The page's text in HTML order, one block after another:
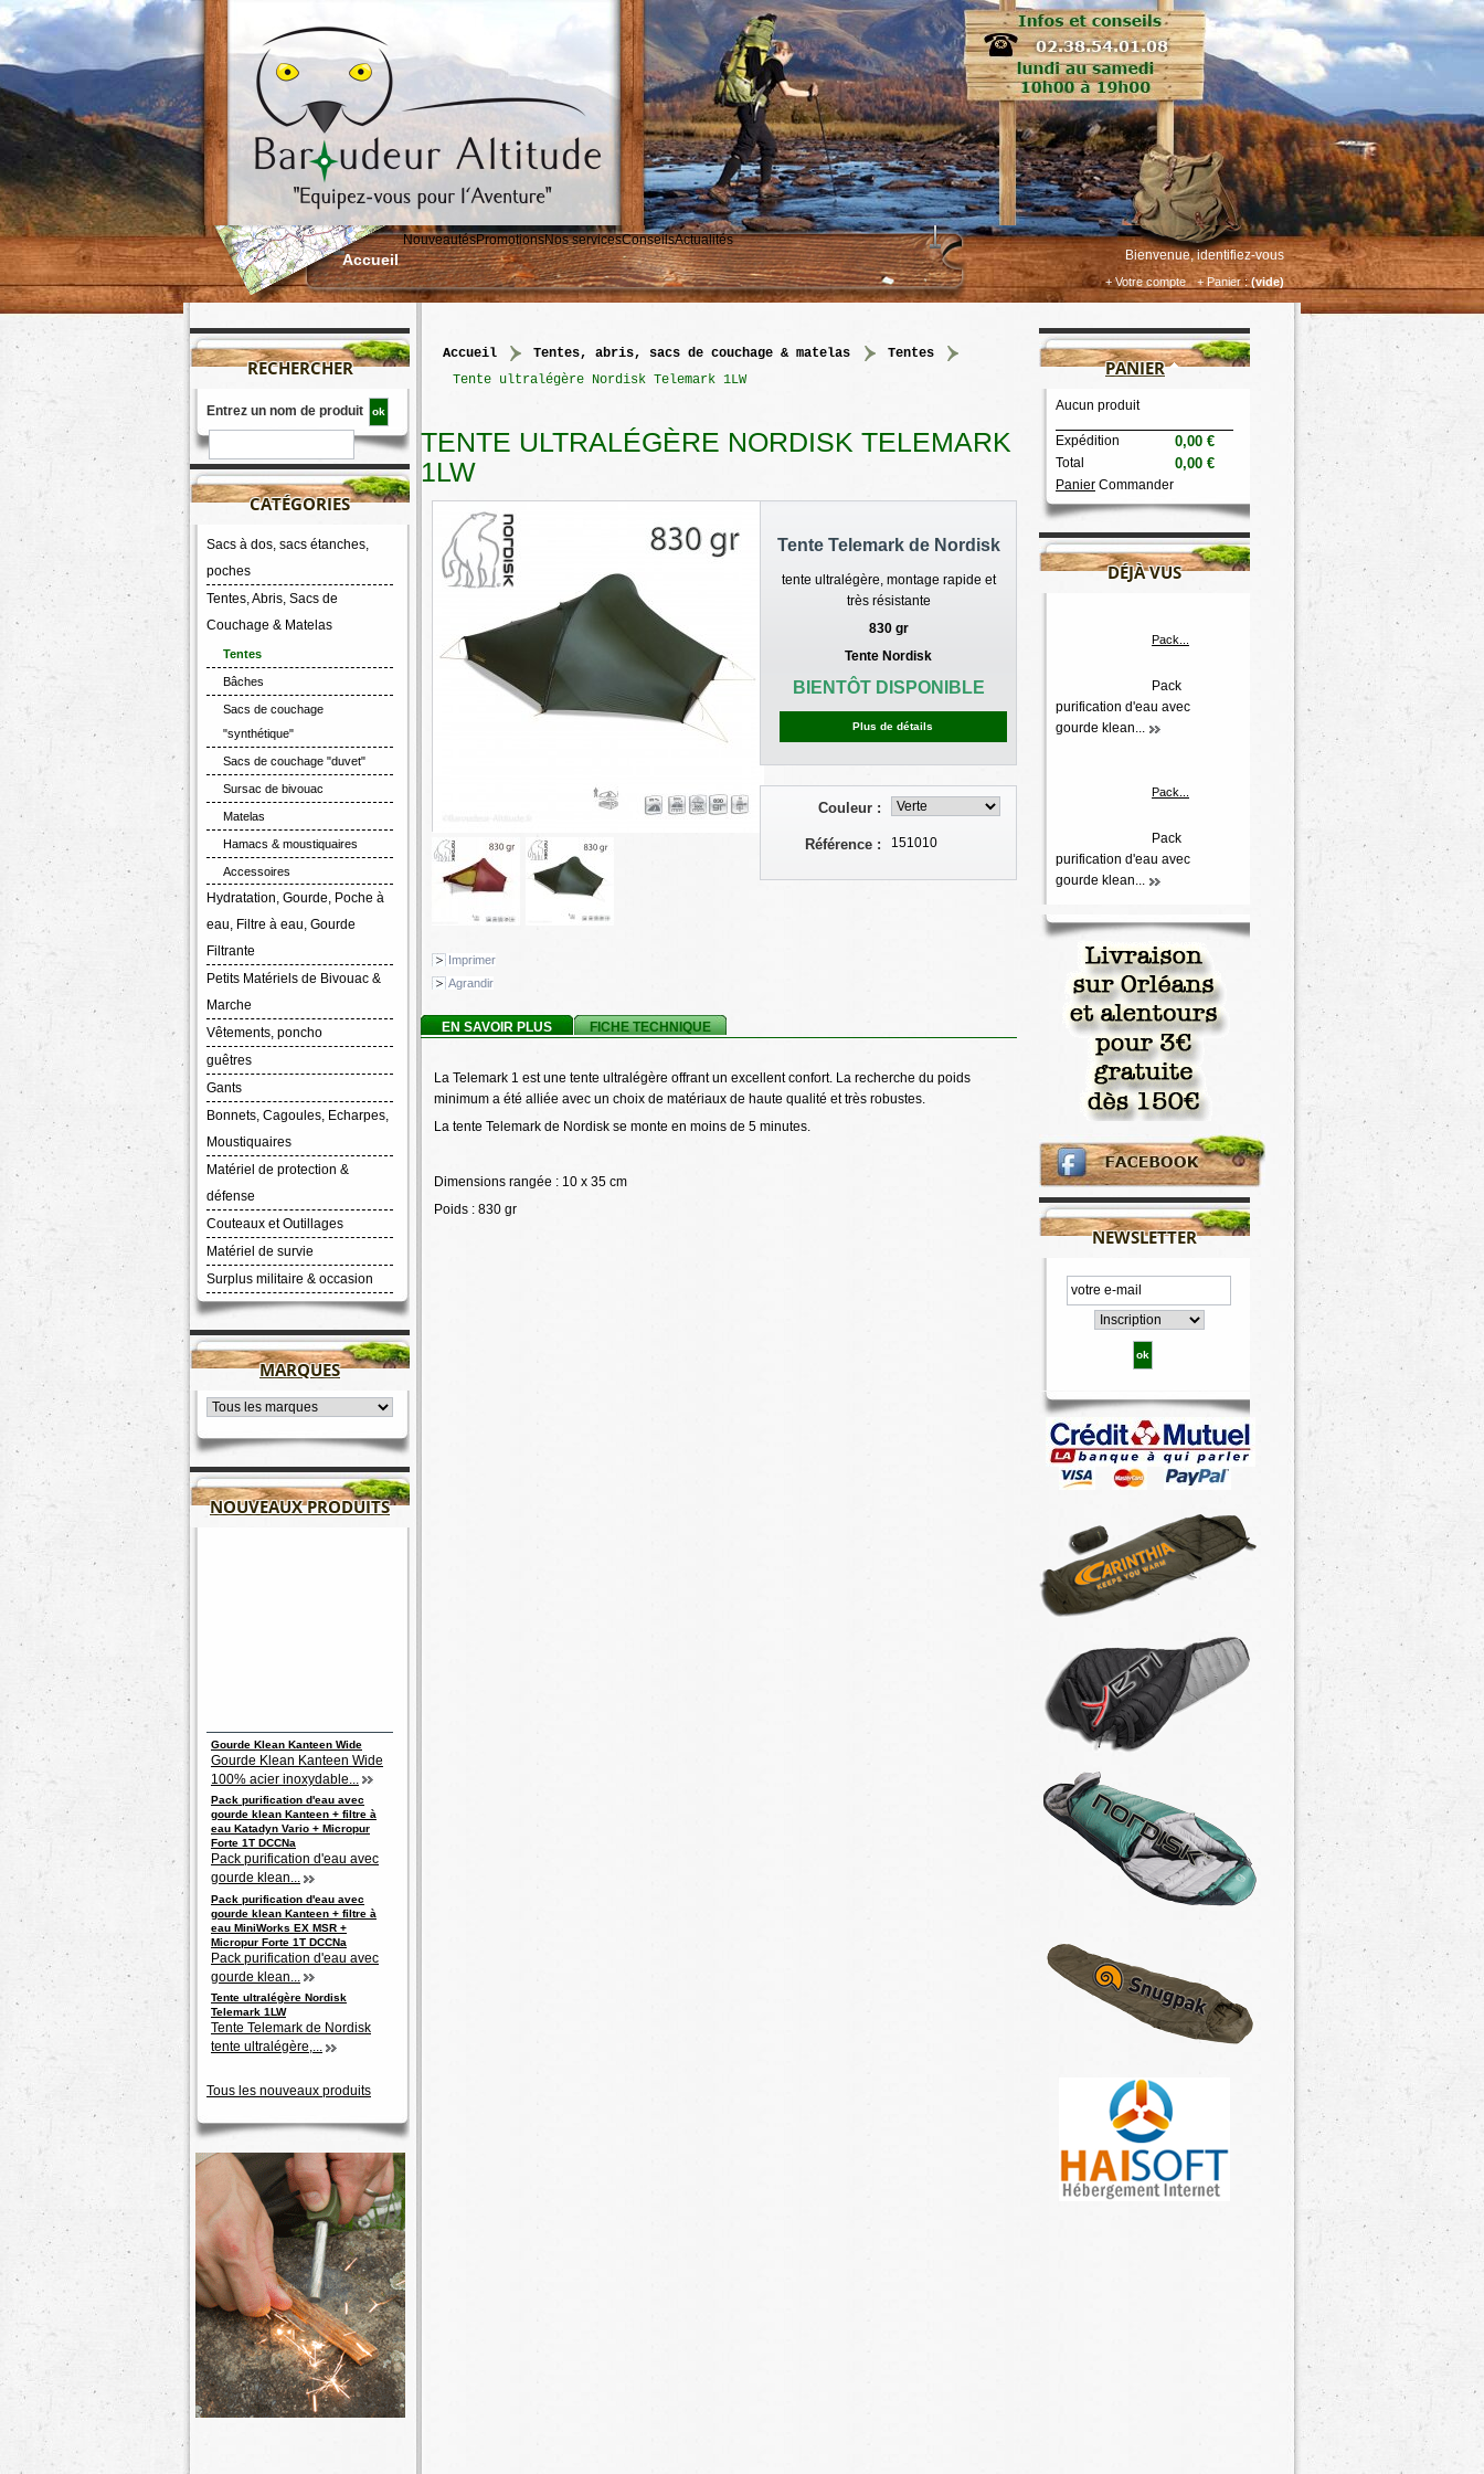
Accueil
NouveautésPromotionsNos servicesConseilsActualités
Bienvenue, identifiez-vous
+ Panier : (vide)
+ Votre compte
RECHERCHER
Entrez un nom de produit
CATÉGORIES
Sacs à dos, sacs étanches,
poches
Tentes, Abris, Sacs de
Couchage & Matelas
Tentes
Bâches
Sacs de couchage
"synthétique"
Sacs de couchage "duvet"
Sursac de bivouac
Matelas
Hamacs & moustiquaires
Accessoires
Hydratation, Gourde, Poche à
eau, Filtre à eau, Gourde
Filtrante
Petits Matériels de Bivouac &
Marche
Vêtements, poncho
guêtres
Gants
Bonnets, Cagoules, Echarpes,
Moustiquaires
Matériel de protection &
défense
Couteaux et Outillages
Matériel de survie
Surplus militaire & occasion
MARQUES
NOUVEAUX PRODUITS
Gourde Klean Kanteen Wide
Gourde Klean Kanteen Wide
100% acier inoxydable...
Pack purification d'eau avec
gourde klean Kanteen + filtre à
eau Katadyn Vario + Micropur
Forte 1T DCCNa
Pack purification d'eau avec
gourde klean...
Pack purification d'eau avec
gourde klean Kanteen + filtre à
eau MiniWorks EX MSR +
Micropur Forte 1T DCCNa
Pack purification d'eau avec
gourde klean...
Tente ultralégère Nordisk
Telemark 1LW
Tente Telemark de Nordisk
tente ultralégère,...
Tous les nouveaux produits
accueil > tentes, abris, sacs de couchage & matelas >
tentes
Tente ultralégère Nordisk Telemark 1LW
TENTE ULTRALÉGÈRE NORDISK TELEMARK
1LW
Imprimer
Agrandir
Tente Telemark de Nordisk
tente ultralégère, montage rapide et
très résistante
830 gr
Tente Nordisk
BIENTÔT DISPONIBLE
Plus de détails
Couleur :
Référence : 151010
EN SAVOIR PLUS FICHE TECHNIQUE
La Telemark 1 est une tente ultralégère offrant un excellent confort. La recherche du poids
minimum a été alliée avec un choix de matériaux de haute qualité et très robustes.
La tente Telemark de Nordisk se monte en moins de 5 minutes.
Dimensions rangée : 10 x 35 cm
Poids : 830 gr
PANIER
Aucun produit
Expédition 0,00 €
Total 0,00 €
Panier Commander
DÉJÀ VUS
Pack...
Pack
purification d'eau avec
gourde klean...
Pack...
Pack
purification d'eau avec
gourde klean...
NEWSLETTER